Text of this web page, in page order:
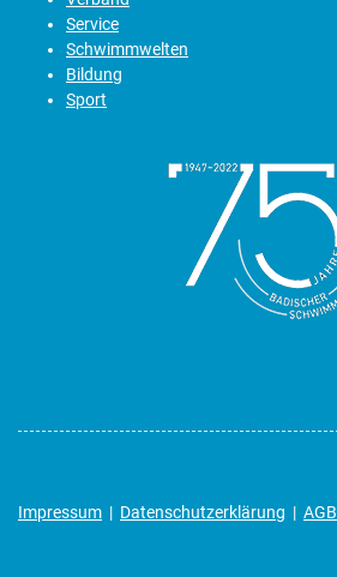
Service
Schwimmwelten
Bildung
Sport
Impressum | Datenschutzerklärung | AGB